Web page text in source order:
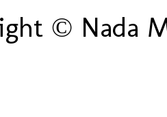
© Nada